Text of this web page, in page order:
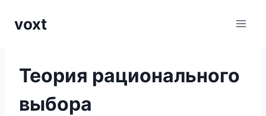
voxt
Теория рационального
выбора